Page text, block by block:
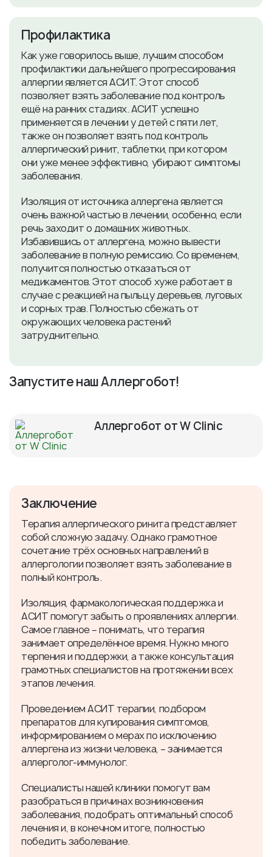
Профилактика
Как уже говорилось выше, лучшим способом
профилактики дальнейшего прогрессирования
аллергии является АСИТ. Этот способ
позволяет взять заболевание под контроль
ещё на ранних стадиях. АСИТ успешно
применяется в лечении у детей с пяти лет,
также он позволяет взять под контроль
аллергический ринит, таблетки, при котором
они уже менее эффективно, убирают симптомы
заболевания.
Изоляция от источника аллергена является
очень важной частью в лечении, особенно, если
речь заходит о домашних животных.
Избавившись от аллергена, можно вывести
заболевание в полную ремиссию. Со временем,
получится полностью отказаться от
медикаментов. Этот способ хуже работает в
случае с реакцией на пыльцу деревьев, луговых
и сорных трав. Полностью сбежать от
окружающих человека растений
затруднительно.
Запустите наш Аллергобот!
Аллергобот от W Clinic
Заключение
Терапия аллергического ринита представляет
собой сложную задачу. Однако грамотное
сочетание трёх основных направлений в
аллергологии позволяет взять заболевание в
полный контроль.
Изоляция, фармакологическая поддержка и
АСИТ помогут забыть о проявлениях аллергии.
Самое главное – понимать, что терапия
занимает определённое время. Нужно много
терпения и поддержки, а также консультация
грамотных специалистов на протяжении всех
этапов лечения.
Проведением АСИТ терапии, подбором
препаратов для купирования симптомов,
информированием о мерах по исключению
аллергена из жизни человека, – занимается
аллерголог-иммунолог.
Специалисты нашей клиники помогут вам
разобраться в причинах возникновения
заболевания, подобрать оптимальный способ
лечения и, в конечном итоге, полностью
победить заболевание.